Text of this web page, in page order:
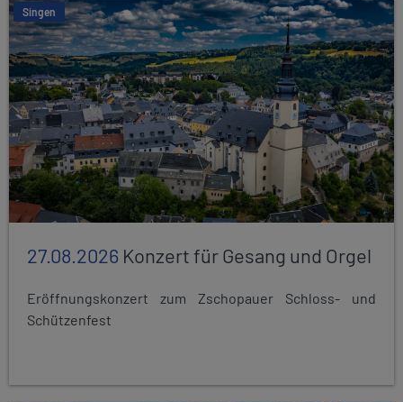
Singen
27.08.2026 Konzert für Gesang und Orgel
Eröffnungskonzert zum Zschopauer Schloss- und
Schützenfest